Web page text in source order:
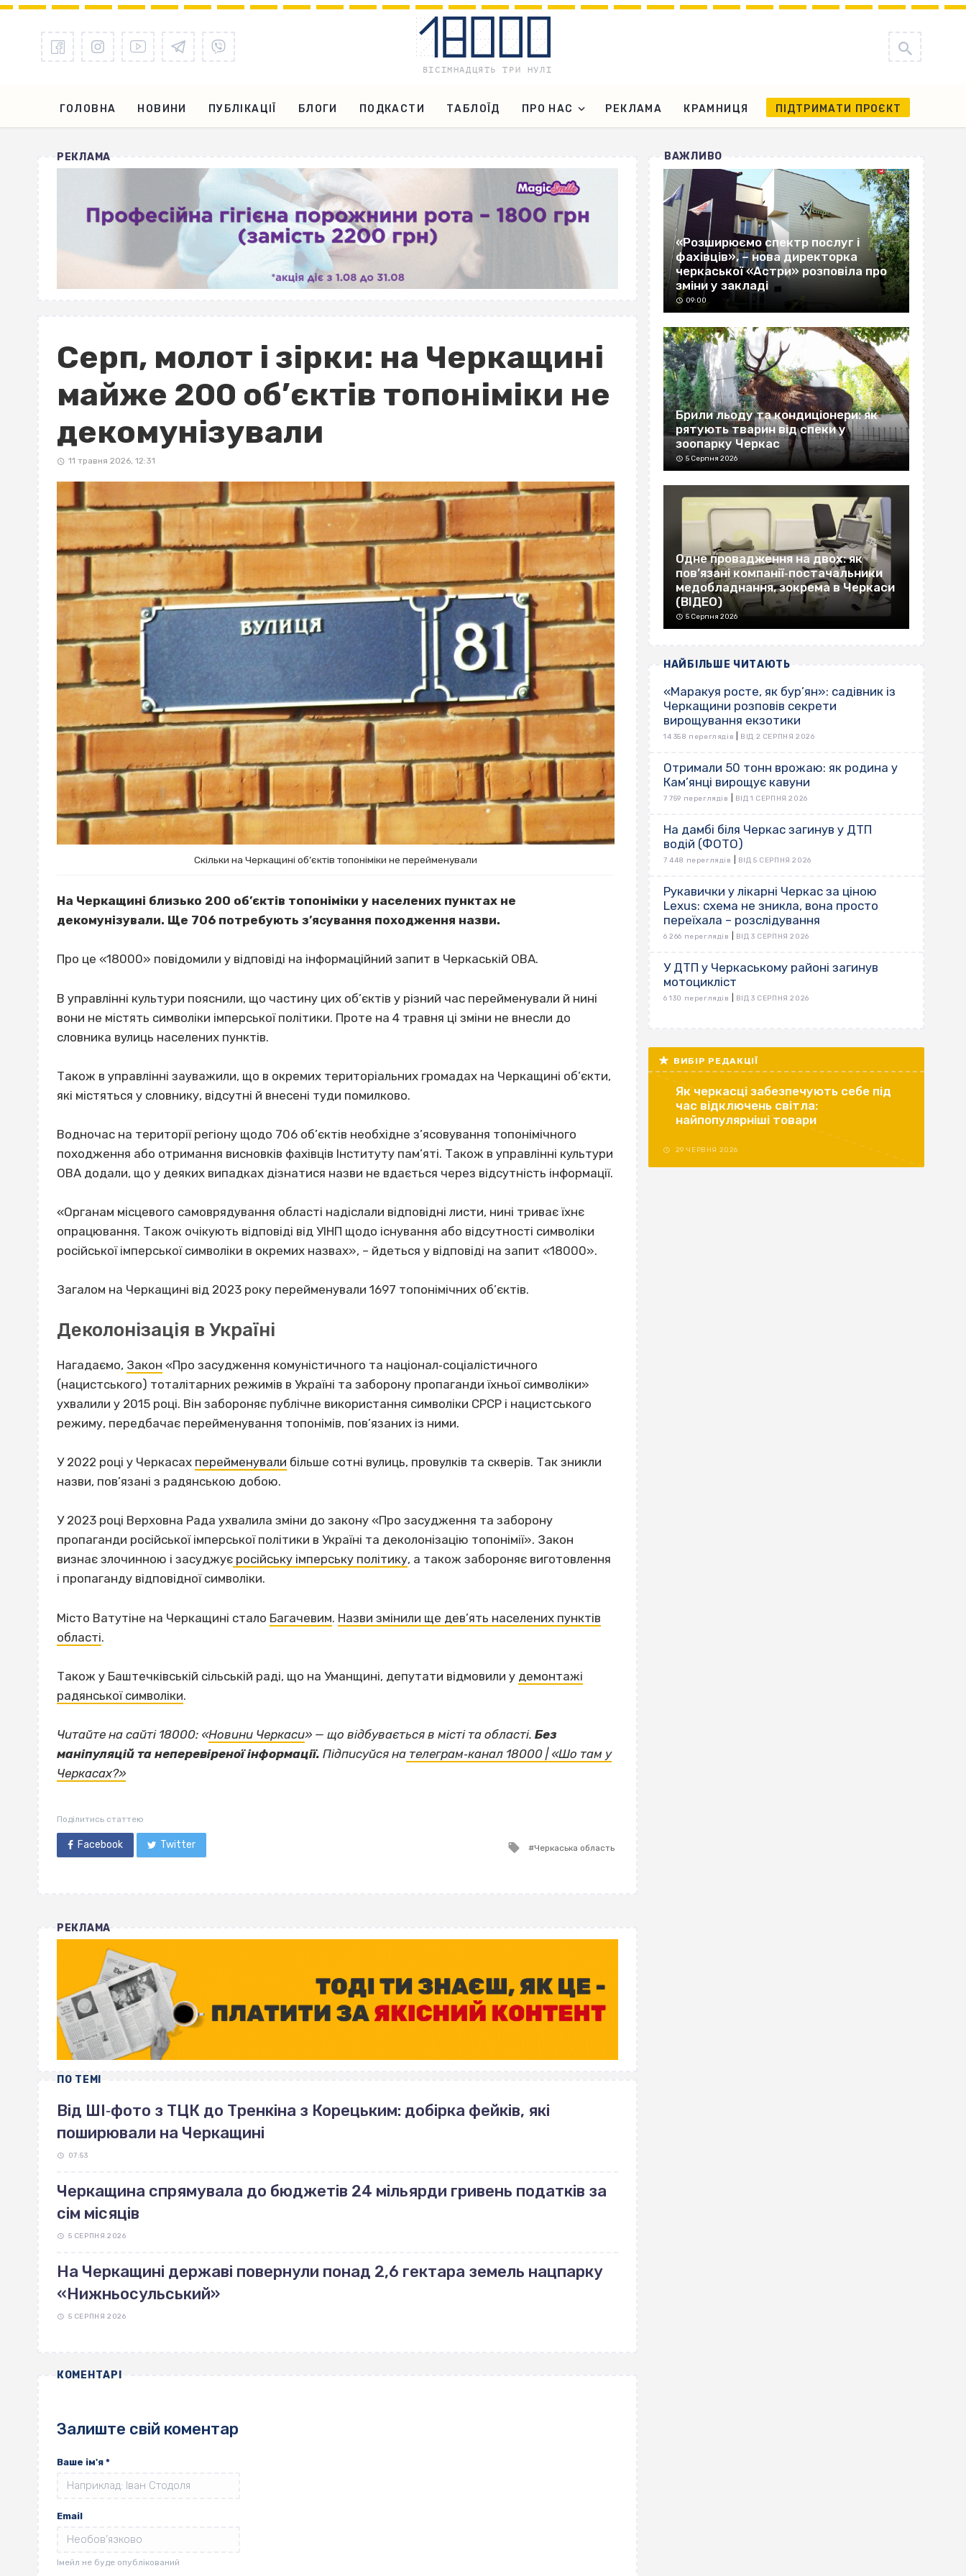
ГОЛОВНА НОВИНИ ПУБЛІКАЦІЇ БЛОГИ ПОДКАСТИ ТАБЛОЇД ПРО НАС РЕКЛАМА КРАМНИЦЯ ПІДТРИМАТИ ПРОЄКТ
РЕКЛАМА
Серп, молот і зірки: на Черкащині
майже 200 об’єктів топоніміки не
декомунізували
11 травня 2026, 12:31
Скільки на Черкащині об’єктів топоніміки не перейменували
На Черкащині близько 200 об’єктів топоніміки у населених пунктах не
декомунізували. Ще 706 потребують з’ясування походження назви.
Про це «18000» повідомили у відповіді на інформаційний запит в Черкаській ОВА.
В управлінні культури пояснили, що частину цих об’єктів у різний час перейменували й нині
вони не містять символіки імперської політики. Проте на 4 травня ці зміни не внесли до
словника вулиць населених пунктів.
Також в управлінні зауважили, що в окремих територіальних громадах на Черкащині об’єкти,
які містяться у словнику, відсутні й внесені туди помилково.
Водночас на території регіону щодо 706 об’єктів необхідне з’ясовування топонімічного
походження або отримання висновків фахівців Інституту пам’яті. Також в управлінні культури
ОВА додали, що у деяких випадках дізнатися назви не вдається через відсутність інформації.
«Органам місцевого самоврядування області надіслали відповідні листи, нині триває їхнє
опрацювання. Також очікують відповіді від УІНП щодо існування або відсутності символіки
російської імперської символіки в окремих назвах», – йдеться у відповіді на запит «18000».
Загалом на Черкащині від 2023 року перейменували 1697 топонімічних об’єктів.
Деколонізація в Україні
Нагадаємо, Закон «Про засудження комуністичного та націонал‐соціалістичного
(нацистського) тоталітарних режимів в Україні та заборону пропаганди їхньої символіки»
ухвалили у 2015 році. Він забороняє публічне використання символіки СРСР і нацистського
режиму, передбачає перейменування топонімів, пов’язаних із ними.
У 2022 році у Черкасах перейменували більше сотні вулиць, провулків та скверів. Так зникли
назви, пов’язані з радянською добою.
У 2023 році Верховна Рада ухвалила зміни до закону «Про засудження та заборону
пропаганди російської імперської політики в Україні та деколонізацію топонімії». Закон
визнає злочинною і засуджує російську імперську політику, а також забороняє виготовлення
і пропаганду відповідної символіки.
Місто Ватутіне на Черкащині стало Багачевим. Назви змінили ще дев’ять населених пунктів
області.
Також у Баштечківській сільській раді, що на Уманщині, депутати відмовили у демонтажі
радянської символіки.
Читайте на сайті 18000: «Новини Черкаси» — що відбувається в місті та області. Без
маніпуляцій та неперевіреної інформації. Підписуйся на телеграм‐канал 18000 | «Шо там у
Черкасах?»
Поділитись статтею
Facebook Twitter
Tagged
Черкаська область
РЕКЛАМА
ПО ТЕМІ
Від ШІ‐фото з ТЦК до Тренкіна з Корецьким: добірка фейків, які
поширювали на Черкащині
07:53
Черкащина спрямувала до бюджетів 24 мільярди гривень податків за
сім місяців
5 СЕРПНЯ 2026
На Черкащині державі повернули понад 2,6 гектара земель нацпарку
«Нижньосульський»
5 СЕРПНЯ 2026
КОМЕНТАРІ
Залиште свій коментар
Ваше ім'я *
Email
ВАЖЛИВО
«Розширюємо спектр послуг і
фахівців», – нова директорка
черкаської «Астри» розповіла про
зміни у закладі
09:00
Брили льоду та кондиціонери: як
рятують тварин від спеки у
зоопарку Черкас
5 Серпня 2026
Одне провадження на двох: як
пов’язані компанії‐постачальники
медобладнання, зокрема в Черкаси
(ВІДЕО)
5 Серпня 2026
НАЙБІЛЬШЕ ЧИТАЮТЬ
«Маракуя росте, як бур’ян»: садівник із
Черкащини розповів секрети
вирощування екзотики
14 358 переглядів ВІД 2 СЕРПНЯ 2026
Отримали 50 тонн врожаю: як родина у
Кам’янці вирощує кавуни
7 759 переглядів ВІД 1 СЕРПНЯ 2026
На дамбі біля Черкас загинув у ДТП
водій (ФОТО)
7 448 переглядів ВІД 5 СЕРПНЯ 2026
Рукавички у лікарні Черкас за ціною
Lexus: схема не зникла, вона просто
переїхала – розслідування
6 266 переглядів ВІД 3 СЕРПНЯ 2026
У ДТП у Черкаському районі загинув
мотоцикліст
6 130 переглядів ВІД 3 СЕРПНЯ 2026
ВИБІР РЕДАКЦІЇ
Як черкасці забезпечують себе під
час відключень світла:
найпопулярніші товари
29 ЧЕРВНЯ 2026